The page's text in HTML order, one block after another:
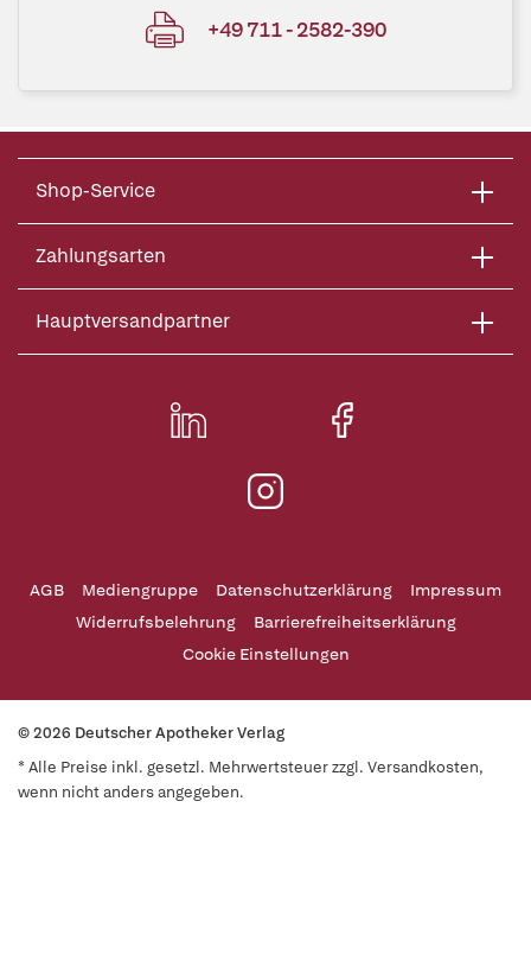
+49 711 - 2582-390
Shop-Service
Zahlungsarten
Hauptversandpartner
AGB Mediengruppe Datenschutzerklärung
Impressum
Widerrufsbelehrung
Barrierefreiheitserklärung
Cookie Einstellungen
© 2026 Deutscher Apotheker Verlag
* Alle Preise inkl. gesetzl. Mehrwertsteuer zzgl. Versandkosten,
wenn nicht anders angegeben.